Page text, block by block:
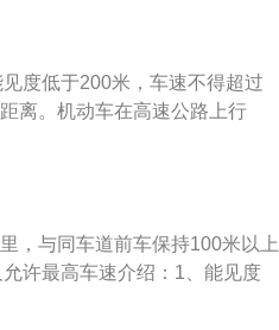
、示宽灯和尾灯，在保证安全
可找就近的服务区暂避，等雾
度小于50米时：开启雾灯、近
不得超过每小时20公里，并从
度气象条件下，驾驶机动车在
度低于200米，车速不得超过
离。机动车在高速公路上行
条件时，如果能见度小于100
能见度小于50米，车速不得超
路。
，与同车道前车保持100米以上
许最高车速介绍：1、能见度
和后雾灯；时速不得超过80k